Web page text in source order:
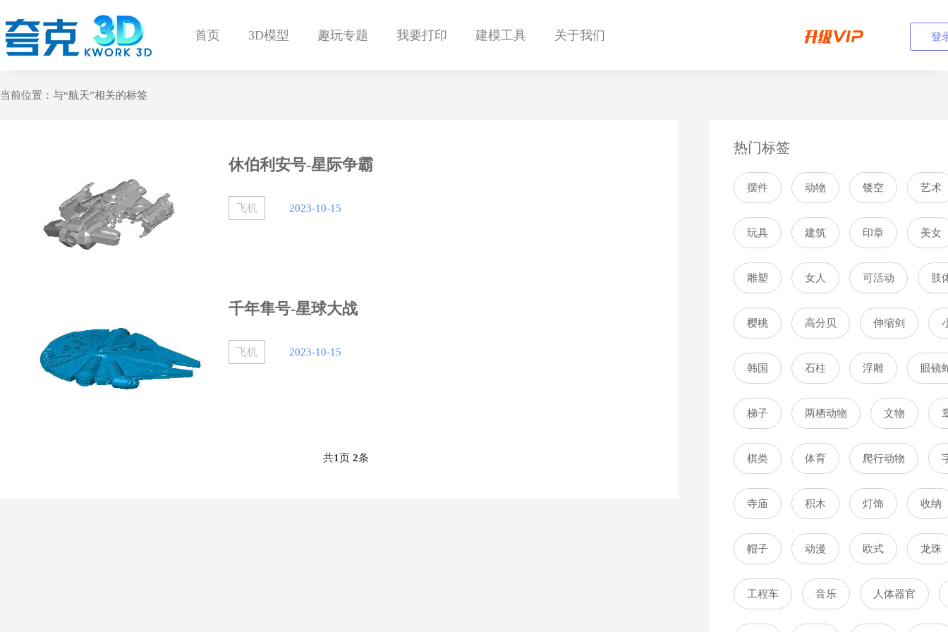
首页 3D模型 趣玩专题 我要打印 建模工具 关于我们 登
当前位置：与“航天”相关的标签
休伯利安号-星际争霸
飞机 2023-10-15
千年隼号-星球大战
飞机 2023-10-15
共1页 2条
热门标签
摆件 动物 镂空 艺术
玩具 建筑 印章 美女
雕塑 女人 可活动 肢
樱桃 高分贝 伸缩剑
韩国 石柱 浮雕 眼镜
梯子 两栖动物 文物
棋类 体育 爬行动物
寺庙 积木 灯饰 收纳
帽子 动漫 欧式 龙珠
工程车 音乐 人体器官